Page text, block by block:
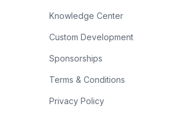
Knowledge Center
Custom Development
Sponsorships
Terms & Conditions
Privacy Policy